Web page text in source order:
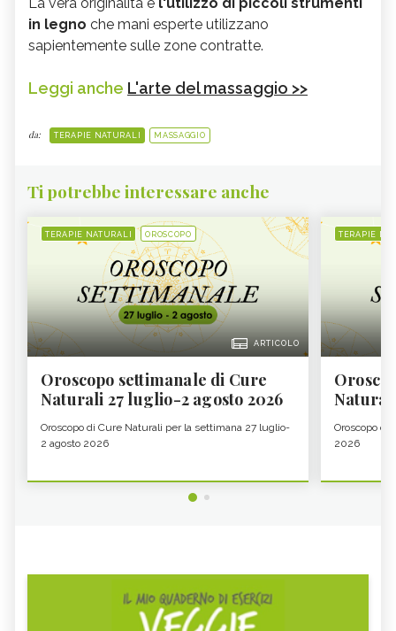
in legno che mani esperte utilizzano
sapientemente sulle zone contratte.
Leggi anche L'arte del massaggio >>
da: TERAPIE NATURALI MASSAGGIO
Ti potrebbe interessare anche
TERAPIE NATURALI OROSCOPO
ARTICOLO
Oroscopo settimanale di Cure
Naturali 27 luglio-2 agosto 2026
Oroscopo di Cure Naturali per la settimana 27 luglio-
2 agosto 2026
TERAPIE
Oroscopo di
2026